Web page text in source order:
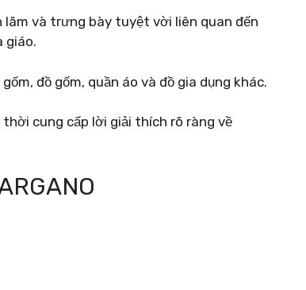
và trưng bày tuyệt vời liên quan đến
giáo.
đồ gốm, quần áo và đồ gia dụng khác.
cung cấp lời giải thích rõ ràng về